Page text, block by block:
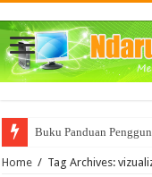
Buku Panduan
Home / Tag Archives: